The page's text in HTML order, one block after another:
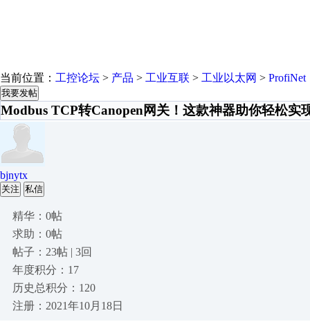
当前位置： 工控论坛 > 产品 > 工业互联 > 工业以太网 > ProfiNet
我要发帖
Modbus TCP转Canopen网关！这款神器助你轻松实
bjnytx
关注 私信
精华：0帖
求助：0帖
帖子：23帖 | 3回
年度积分：17
历史总积分：120
注册：2021年10月18日